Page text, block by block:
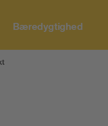
Bæredygtighed